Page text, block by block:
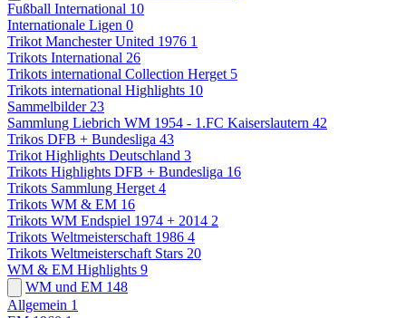
Fußball International 10
Internationale Ligen 0
Trikot Manchester United 1976 1
Trikots International 26
Trikots international Collection Herget 5
Trikots international Highlights 10
Sammelbilder 23
Sammlung Liebrich WM 1954 - 1.FC Kaiserslautern 42
Trikos DFB + Bundesliga 43
Trikot Highlights Deutschland 3
Trikots Highlights DFB + Bundesliga 16
Trikots Sammlung Herget 4
Trikots WM & EM 16
Trikots WM Endspiel 1974 + 2014 2
Trikots Weltmeisterschaft 1986 4
Trikots Weltmeisterschaft Stars 20
WM & EM Highlights 9
WM und EM 148
Allgemein 1